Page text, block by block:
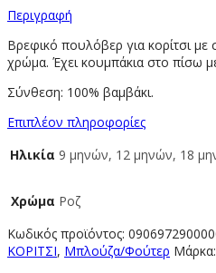
Περιγραφή
Βρεφικό πουλόβερ για κορίτσι
χρώμα. Έχει κουμπάκια στο πίσω
Σύνθεση: 100% βαμβάκι.
Επιπλέον πληροφορίες
Ηλικία 9 μηνών, 12 μηνών, 18
Χρώμα Ροζ
Κωδικός προϊόντος:
ΚΟΡΙΤΣΙ, Μπλούζα/Φούτερ Μάρκα: